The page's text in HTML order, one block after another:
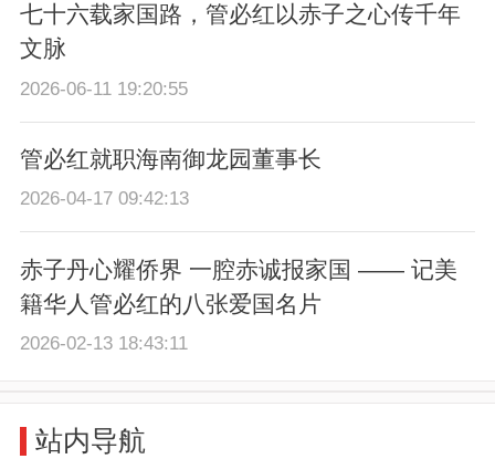
七十六载家国路，管必红以赤子之心传千年
文脉
2026-06-11 19:20:55
管必红就职海南御龙园董事长
2026-04-17 09:42:13
赤子丹心耀侨界 一腔赤诚报家国 —— 记美
籍华人管必红的八张爱国名片
2026-02-13 18:43:11
站内导航